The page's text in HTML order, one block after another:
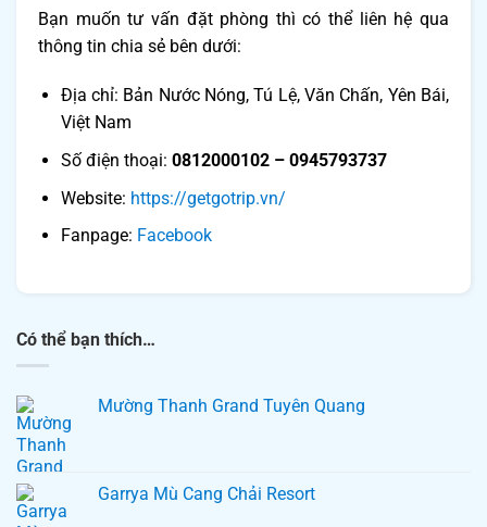
Bạn muốn tư vấn đặt phòng thì có thể liên hệ qua
thông tin chia sẻ bên dưới:
Địa chỉ: Bản Nước Nóng, Tú Lệ, Văn Chấn, Yên Bái,
Việt Nam
Số điện thoại: 0812000102 – 0945793737
Website: https://getgotrip.vn/
Fanpage: ​​ Facebook
Có thể bạn thích…
Mường Thanh Grand Tuyên Quang
Garrya Mù Cang Chải Resort